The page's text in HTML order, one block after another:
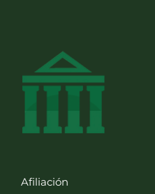
Afiliación